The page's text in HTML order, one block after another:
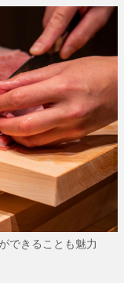
できることも魅力